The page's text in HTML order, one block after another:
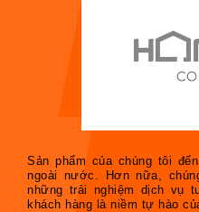
Sản phẩm của chúng tôi
ngoài nước. Hơn nữa,
những trải nghiệm dịch vụ
khách hàng là niềm tự hào